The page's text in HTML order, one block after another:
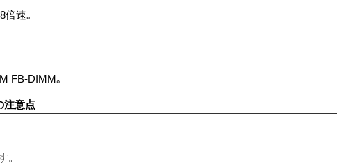
倍速｡
FB-DIMM｡
注意点
。